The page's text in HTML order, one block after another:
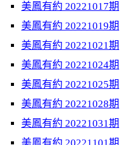
美鳳有約 20221017期
美鳳有約 20221019期
美鳳有約 20221021期
美鳳有約 20221024期
美鳳有約 20221025期
美鳳有約 20221028期
美鳳有約 20221031期